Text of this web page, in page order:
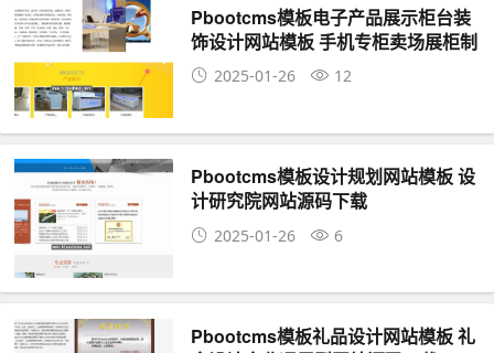
Pbootcms模板电子产品展示柜台装
饰设计网站模板 手机专柜卖场展柜制
作网站源码下载
2025-01-26 12
Pbootcms模板设计规划网站模板 设
计研究院网站源码下载
2025-01-26 6
Pbootcms模板礼品设计网站模板 礼